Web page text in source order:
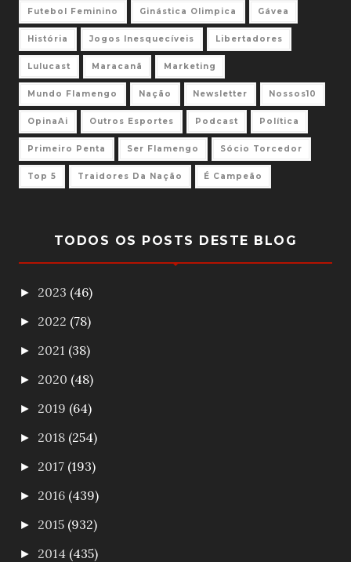
Futebol Feminino Ginástica Olimpica Gávea
História Jogos Inesquecíveis Libertadores
Lulucast Maracanã Marketing
Mundo Flamengo Nação Newsletter Nossos10
OpinaAi Outros Esportes Podcast Política
Primeiro Penta Ser Flamengo Sócio Torcedor
Top 5 Traidores Da Nação É Campeão
TODOS OS POSTS DESTE BLOG
► 2023 (46)
► 2022 (78)
► 2021 (38)
► 2020 (48)
► 2019 (64)
► 2018 (254)
► 2017 (193)
► 2016 (439)
► 2015 (932)
► 2014 (435)